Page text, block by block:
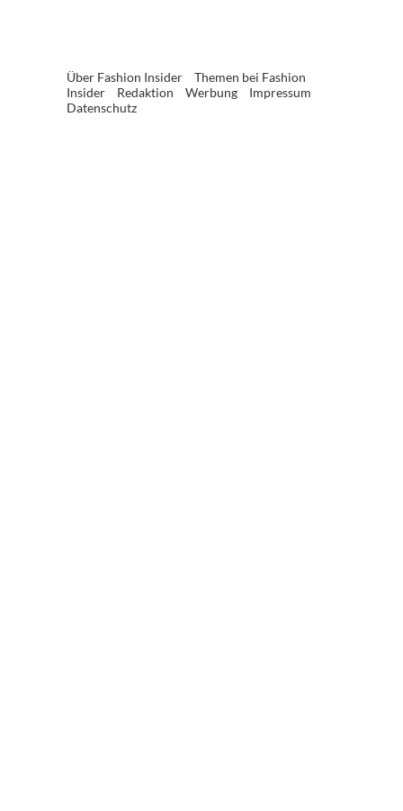
Über Fashion Insider
Themen bei Fashion
Insider
Redaktion Werbung
Impressum
Datenschutz